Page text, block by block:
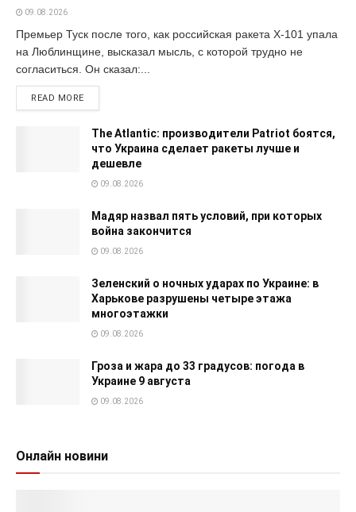
09.08.2026
Премьер Туск после того, как российская ракета Х-101 упала
на Люблинщине, высказал мысль, с которой трудно не
согласиться. Он сказал:...
READ MORE
The Atlantic: производители Patriot боятся,
что Украина сделает ракеты лучше и
дешевле
09.08.2026
Мадяр назвал пять условий, при которых
война закончится
09.08.2026
Зеленский о ночных ударах по Украине: в
Харькове разрушены четыре этажа
многоэтажки
09.08.2026
Гроза и жара до 33 градусов: погода в
Украине 9 августа
09.08.2026
Онлайн новини